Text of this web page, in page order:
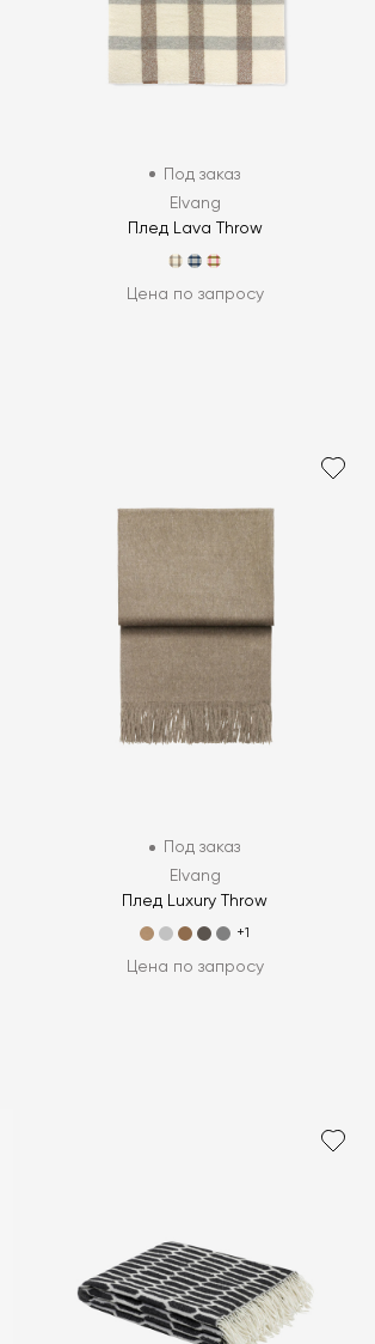
Под заказ
Elvang
Плед Lava Throw
Цена по запросу
Под заказ
Elvang
Плед Luxury Throw
+1
Цена по запросу